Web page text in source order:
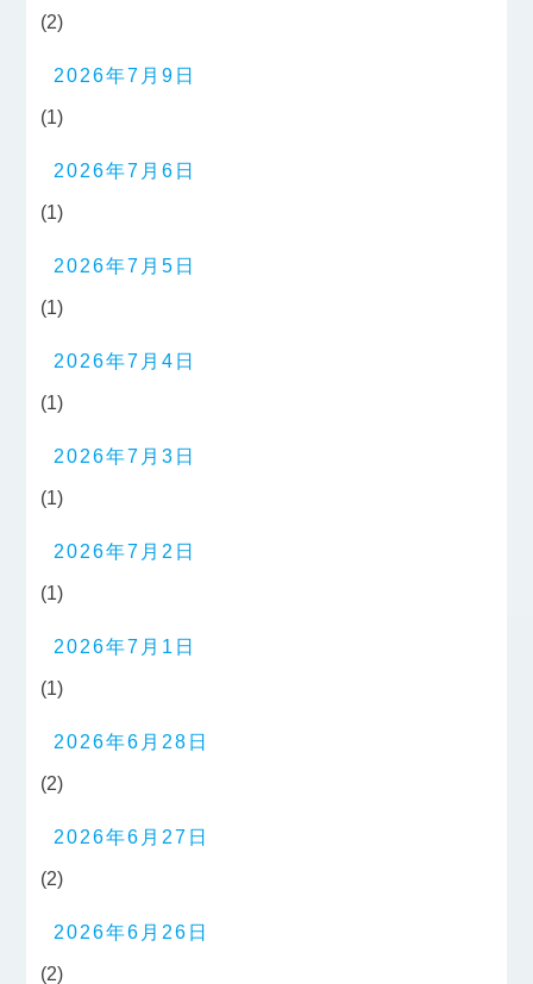
(2)
2026年7月9日
(1)
2026年7月6日
(1)
2026年7月5日
(1)
2026年7月4日
(1)
2026年7月3日
(1)
2026年7月2日
(1)
2026年7月1日
(1)
2026年6月28日
(2)
2026年6月27日
(2)
2026年6月26日
(2)